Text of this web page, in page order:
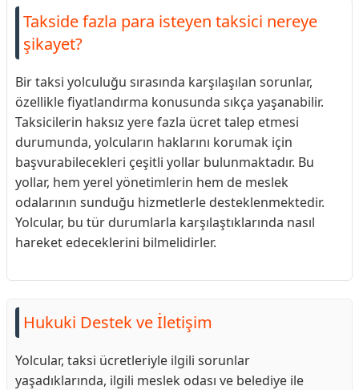
Takside fazla para isteyen taksici nereye
şikayet?
Bir taksi yolculuğu sırasında karşılaşılan sorunlar,
özellikle fiyatlandırma konusunda sıkça yaşanabilir.
Taksicilerin haksız yere fazla ücret talep etmesi
durumunda, yolcuların haklarını korumak için
başvurabilecekleri çeşitli yollar bulunmaktadır. Bu
yollar, hem yerel yönetimlerin hem de meslek
odalarının sunduğu hizmetlerle desteklenmektedir.
Yolcular, bu tür durumlarla karşılaştıklarında nasıl
hareket edeceklerini bilmelidirler.
Hukuki Destek ve İletişim
Yolcular, taksi ücretleriyle ilgili sorunlar
yaşadıklarında, ilgili meslek odası ve belediye ile